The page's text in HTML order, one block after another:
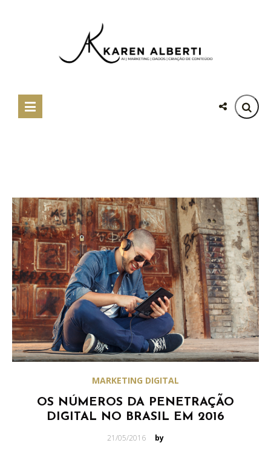
MARKETING DIGITAL
OS NÚMEROS DA PENETRAÇÃO
DIGITAL NO BRASIL EM 2016
Posted
21/05/2016 by